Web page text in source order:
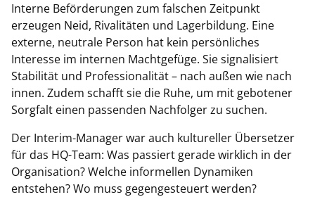
Interne Beförderungen zum falschen Zeitpunkt
erzeugen Neid, Rivalitäten und Lagerbildung. Eine
externe, neutrale Person hat kein persönliches
Interesse im internen Machtgefüge. Sie signalisiert
Stabilität und Professionalität – nach außen wie nach
innen. Zudem schafft sie die Ruhe, um mit gebotener
Sorgfalt einen passenden Nachfolger zu suchen.
Der Interim-Manager war auch kultureller Übersetzer
für das HQ-Team: Was passiert gerade wirklich in der
Organisation? Welche informellen Dynamiken
entstehen? Wo muss gegengesteuert werden?